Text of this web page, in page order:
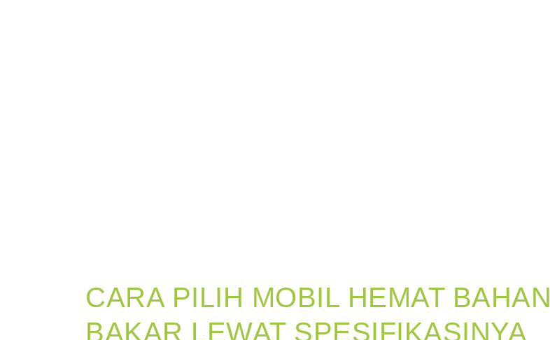
CARA PILIH MOBIL HEMAT BAHAN
BAKAR LEWAT SPESIFIKASINYA